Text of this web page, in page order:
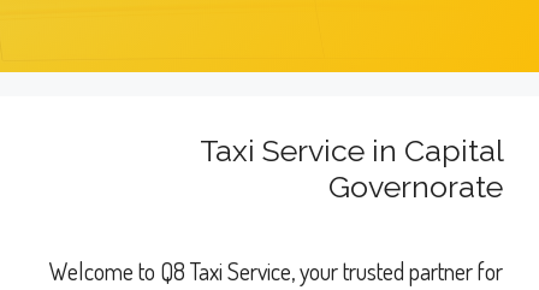
Taxi Service in Capital
Governorate
Welcome to Q8 Taxi Service, your trusted partner for